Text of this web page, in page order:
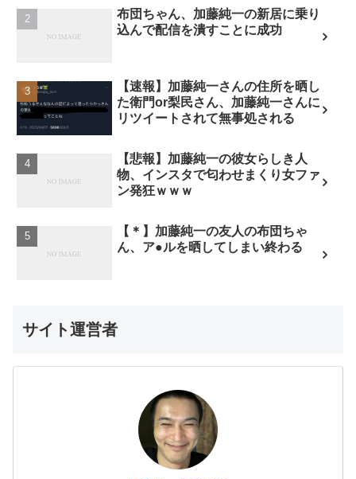
布団ちゃん、加藤純一の新居に乗り
込んで配信を潰すことに成功
【速報】加藤純一さんの住所を晒し
た衛門or梨民さん、加藤純一さんに
リツイートされて無事処される
【悲報】加藤純一の彼女らしき人
物、インスタで匂わせまくり女ファ
ン発狂ｗｗｗ
【＊】加藤純一の友人の布団ちゃ
ん、ア●ルを晒してしまい終わる
サイト運営者